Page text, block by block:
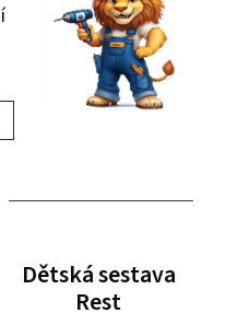
Dětská sestava
Rest